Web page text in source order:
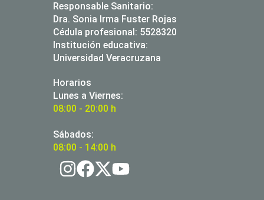
Responsable Sanitario:
Dra. Sonia Irma Fuster Rojas
Cédula profesional: 5528320
Institución educativa:
Universidad Veracruzana
Horarios
Lunes a Viernes:
08:00 - 20:00 h
Sábados:
08:00 - 14:00 h